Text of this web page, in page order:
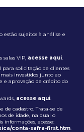
estão sujeitos à análise e
salas VIP, acesse aqui.
para solicitação de clientes
investidos junto ao
e aprovação de crédito do
acesse aqui.
de cadastro. Trata-se de
de idade, na qual o
acesse:
conta-safra-first.htm.